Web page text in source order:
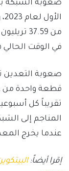
في الوقت الحالي
صعوبة التعدين
قطعة واحدة من
تقريباً كل
المناجم إلى
عندما يخرج
إقرا أيضاً: